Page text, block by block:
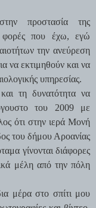
προστασία της
φορές που έχω, εγώ
την ανεύρεση
να εκτιμηθούν και να
υπηρεσίας.
τη δυνατότητα να
του 2009 με
ότι στην ιερά Μονή
του δήμου Αροανίας
γίνονται διάφορες
μέλη από την πόλη
μέρα στο σπίτι μου